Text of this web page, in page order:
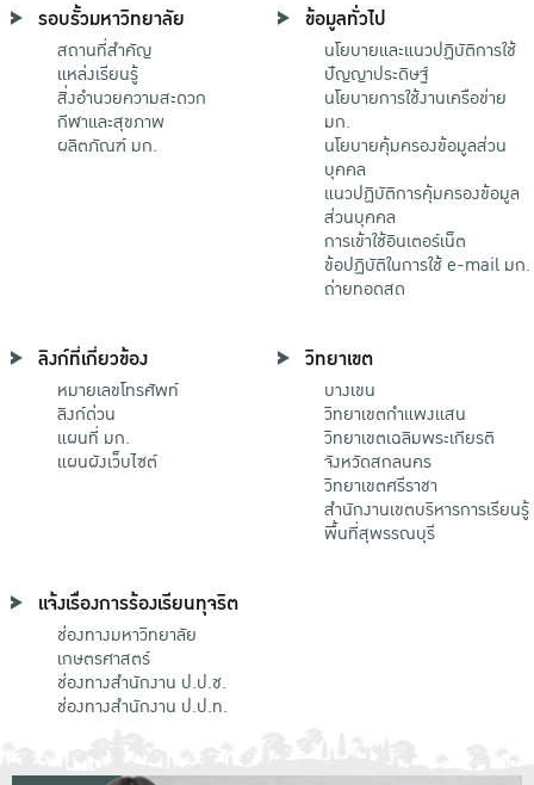
รอบรั้วมหาวิทยาลัย
สถานที่สำคัญ
แหล่งเรียนรู้
สิ่งอำนวยความสะดวก
กีฬาและสุขภาพ
ผลิตภัณฑ์ มก.
ข้อมูลทั่วไป
นโยบายและแนวปฏิบัติการใช้
ปัญญาประดิษฐ์
นโยบายการใช้งานเครือข่าย
มก.
นโยบายคุ้มครองข้อมูลส่วน
บุคคล
แนวปฏิบัติการคุ้มครองข้อมูล
ส่วนบุคคล
การเข้าใช้อินเตอร์เน็ต
ข้อปฏิบัติในการใช้ e-mail มก.
ถ่ายทอดสด
ลิงก์ที่เกี่ยวข้อง
หมายเลขโทรศัพท์
ลิงก์ด่วน
แผนที่ มก.
แผนผังเว็บไซต์
วิทยาเขต
บางเขน
วิทยาเขตกําแพงแสน
วิทยาเขตเฉลิมพระเกียรติ
จังหวัดสกลนคร
วิทยาเขตศรีราชา
สำนักงานเขตบริหารการเรียนรู้
พื้นที่สุพรรณบุรี
แจ้งเรื่องการร้องเรียนทุจริต
ช่องทางมหาวิทยาลัย
เกษตรศาสตร์
ช่องทางสำนักงาน ป.ป.ช.
ช่องทางสำนักงาน ป.ป.ท.